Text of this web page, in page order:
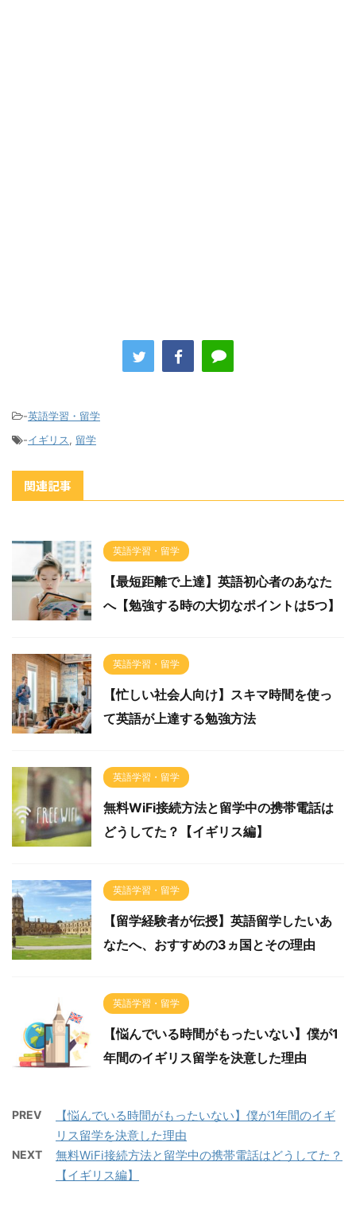
-英語学習・留学
-イギリス, 留学
関連記事
英語学習・留学
【最短距離で上達】英語初心者のあなた
へ【勉強する時の大切なポイントは5つ】
英語学習・留学
【忙しい社会人向け】スキマ時間を使っ
て英語が上達する勉強方法
英語学習・留学
無料WiFi接続方法と留学中の携帯電話は
どうしてた？【イギリス編】
英語学習・留学
【留学経験者が伝授】英語留学したいあ
なたへ、おすすめの3ヵ国とその理由
英語学習・留学
【悩んでいる時間がもったいない】僕が1
年間のイギリス留学を決意した理由
PREV
【悩んでいる時間がもったいない】僕が1年間のイギ
リス留学を決意した理由
NEXT
無料WiFi接続方法と留学中の携帯電話はどうしてた？
【イギリス編】